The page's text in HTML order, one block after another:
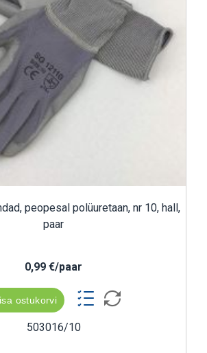
peopesal polüuretaan, nr 10, hall,
paar
0,99 €/paar
ostukorvi
503016/10